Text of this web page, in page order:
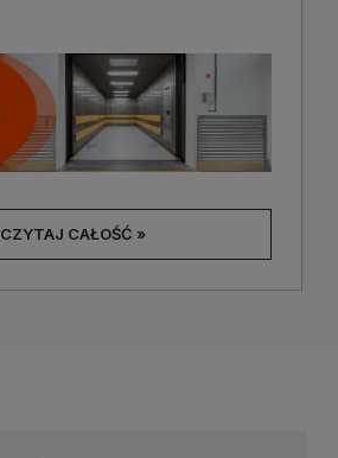
CZYTAJ CAŁOŚĆ »